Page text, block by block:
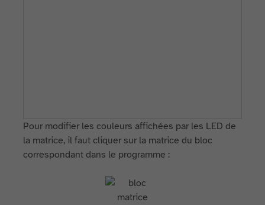
Pour modifier les couleurs affichées par les LED de
la matrice, il faut cliquer sur la matrice du bloc
correspondant dans le programme :